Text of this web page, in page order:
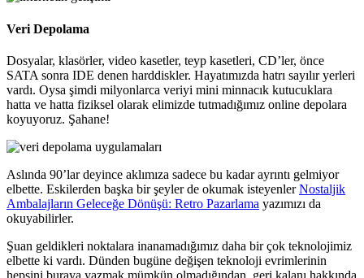
Veri Depolama
Dosyalar, klasörler, video kasetler, teyp kasetleri, CD’ler, önce
SATA sonra IDE denen harddiskler. Hayatımızda hatrı sayılır yerleri
vardı. Oysa şimdi milyonlarca veriyi mini minnacık kutucuklara
hatta ve hatta fiziksel olarak elimizde tutmadığımız online depolara
koyuyoruz. Şahane!
Aslında 90’lar deyince aklımıza sadece bu kadar ayrıntı gelmiyor
elbette. Eskilerden başka bir şeyler de okumak isteyenlerNostaljik
Ambalajların Geleceğe Dönüşü: Retro Pazarlama yazımızı da
okuyabilirler.
Şuan geldikleri noktalara inanamadığımız daha bir çok teknolojimiz
elbette ki vardı. Dünden bugüne değişen teknoloji evrimlerinin
hepsini buraya yazmak mümkün olmadığından, geri kalanı hakkında